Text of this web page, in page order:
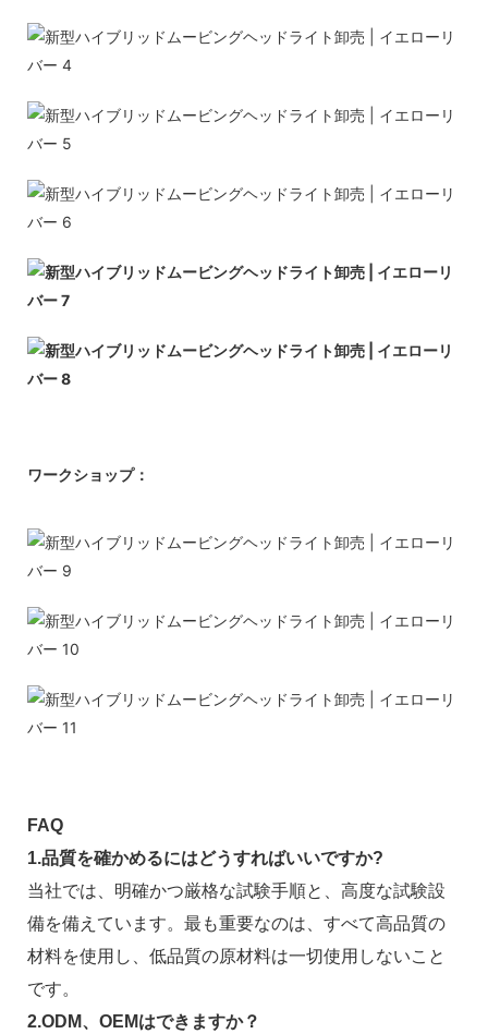
ワークショップ：
FAQ
1.品質を確かめるにはどうすればいいですか?
当社では、明確かつ厳格な試験手順と、高度な試験設
備を備えています。最も重要なのは、すべて高品質の
材料を使用し、低品質の原材料は一切使用しないこと
です。
2.ODM、OEMはできますか？